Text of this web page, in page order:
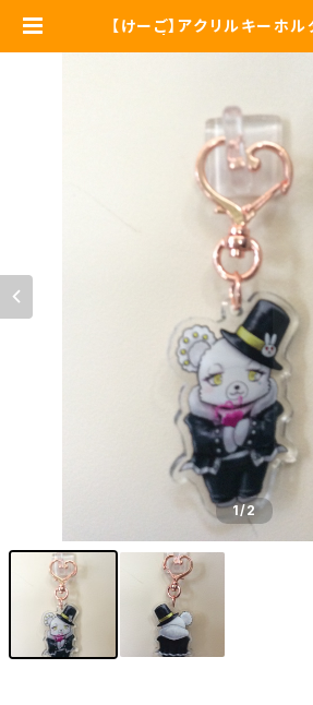
【けーご】アクリルキーホ
1/2